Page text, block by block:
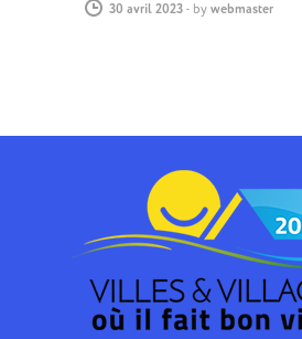
30 avril 2023- by webmaster